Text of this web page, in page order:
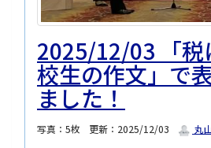
2025/12/03 「税
校生の作文」で
ました！
写真：5枚 更新：2025/12/03 丸